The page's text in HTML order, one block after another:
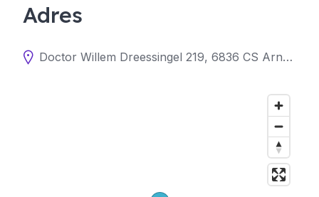
Adres
Doctor Willem Dreessingel 219, 6836 CS Arnhem, Nederland